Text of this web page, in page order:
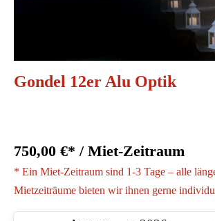
Gondel 12er Alu Optik
750,00 €* / Miet-Zeitraum
* Ein Miet-Zeitraum sind 1-3 Tage – alle
Mietzeiträume bieten wir ihnen gerne